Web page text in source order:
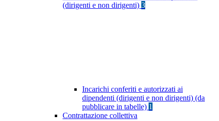
(dirigenti e non dirigenti) 3
Incarichi conferiti e autorizzati ai
dipendenti (dirigenti e non dirigenti) (da
pubblicare in tabelle) 1
Contrattazione collettiva